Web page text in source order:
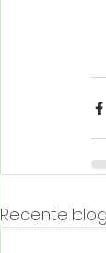
Recente